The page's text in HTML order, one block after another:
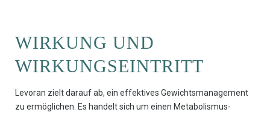
WIRKUNG UND
WIRKUNGSEINTRITT
Levoran zielt darauf ab, ein effektives Gewichtsmanagement
zu ermöglichen. Es handelt sich um einen Metabolismus-